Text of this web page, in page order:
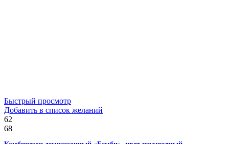
Быстрый просмотр
Добавить в список желаний
62
68